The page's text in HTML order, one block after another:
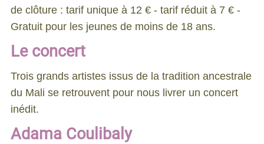
de clôture : tarif unique à 12 € - tarif réduit à 7 € -
Gratuit pour les jeunes de moins de 18 ans.
Le concert
Trois grands artistes issus de la tradition ancestrale
du Mali se retrouvent pour nous livrer un concert
inédit.
Adama Coulibaly